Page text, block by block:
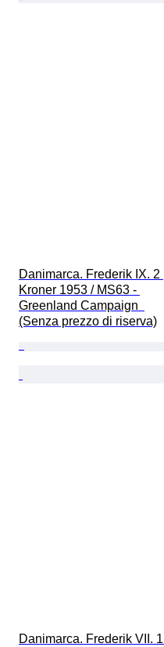
Danimarca. Frederik IX. 2
Kroner 1953 / MS63 -
Greenland Campaign
(Senza prezzo di riserva)
Danimarca. Frederik VII. 1